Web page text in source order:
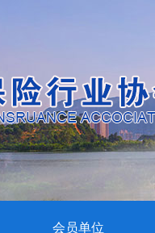
会员单位